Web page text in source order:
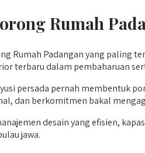
Rumah
Rumah Padangan yang
terbaru dalam pembaharuan
persada pernah membentuk
dan berkomitmen bakal
desain yang efisien,
jawa.